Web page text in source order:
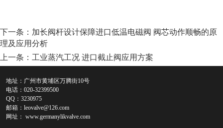
下一条： 加长阀杆设计保障进口低温电磁阀 阀芯动作顺畅的原
理及应用分析
上一条： 工业蒸汽工况 进口截止阀应用方案
地址：广州市黄埔区万腾街10号
电话：020-32399500
QQ：3230975
邮箱： leovalve@126.com
网址： www.germanylikvalve.com